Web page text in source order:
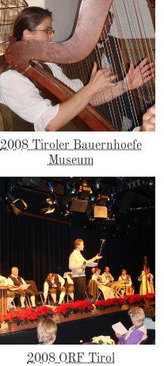
2008 Tiroler Bauernhoefe
Museum
2008 ORF Tirol